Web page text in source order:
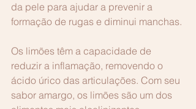
da pele para ajudar a prevenir a
formação de rugas e diminui manchas.
Os limões têm a capacidade de
reduzir a inflamação, removendo o
ácido úrico das articulações. Com seu
sabor amargo, os limões são um dos